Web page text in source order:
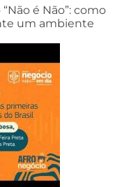
é Não”: como
um ambiente